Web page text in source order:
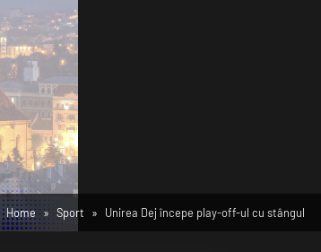
Home Sport Unirea Dej începe play-off-ul cu stângul